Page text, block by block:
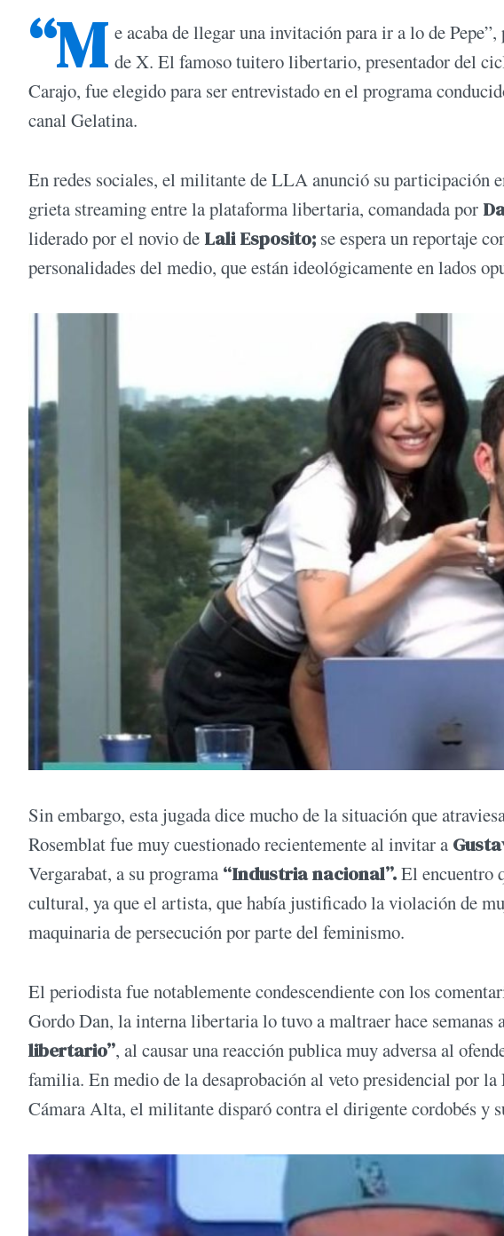
“M e acaba de llegar una invitación para ir a lo de Pepe”,
de X. El famoso tuitero libertario, presentador del
Carajo, fue elegido para ser entrevistado en el programa
canal Gelatina.
En redes sociales, el militante de LLA anunció su participación
grieta streaming entre la plataforma libertaria, comandada por
liderado por el novio de Lali Esposito; se espera un reportaje
personalidades del medio, que están ideológicamente en lados
Sin embargo, esta jugada dice mucho de la situación que
Rosemblat fue muy cuestionado recientemente al invitar a
Vergarabat, a su programa “Industria nacional”.El encuentro
cultural, ya que el artista, que había justificado la violación de
maquinaria de persecución por parte del feminismo.
El periodista fue notablemente condescendiente con los
Gordo Dan, la interna libertaria lo tuvo a maltraer hace semanas
libertario”, al causar una reacción publica muy adversa al
familia. En medio de la desaprobación al veto presidencial por
Cámara Alta, el militante disparó contra el dirigente cordobés y